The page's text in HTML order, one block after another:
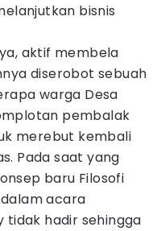
bisnis
aktif membela
diserobot sebuah
warga Desa
pembalak
merebut kembali
Pada saat yang
baru Filosofi
acara
tidak hadir sehingga